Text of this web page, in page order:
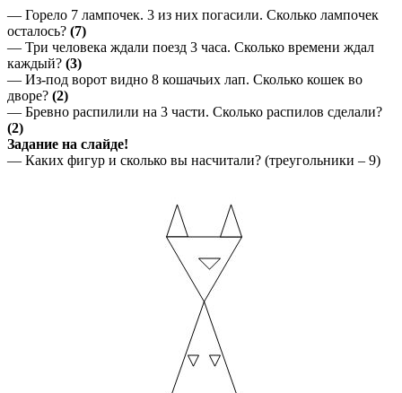
— Горело 7 лампочек. 3 из них погасили. Сколько лампочек
осталось? (7)
— Три человека ждали поезд 3 часа. Сколько времени ждал
каждый? (3)
— Из-под ворот видно 8 кошачьих лап. Сколько кошек во
дворе? (2)
— Бревно распилили на 3 части. Сколько распилов сделали?
(2)
Задание на слайде!
— Каких фигур и сколько вы насчитали? (треугольники – 9)